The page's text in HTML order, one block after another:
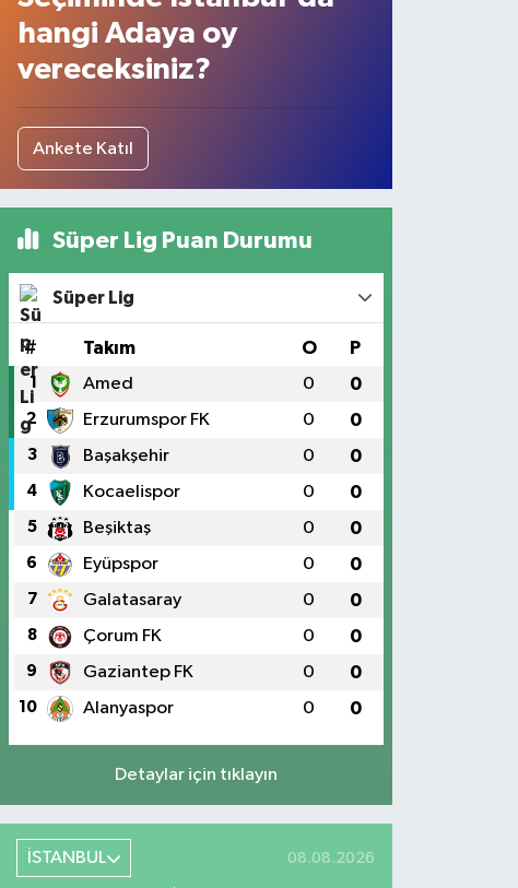
hangi Adaya oy
vereceksiniz?
Ankete Katıl
Süper Lig Puan Durumu
Süper Lig
# Takım O P
1 Amed 0 0
2 Erzurumspor FK 0 0
3 Başakşehir 0 0
4 Kocaelispor 0 0
5 Beşiktaş 0 0
6 Eyüpspor 0 0
7 Galatasaray 0 0
8 Çorum FK 0 0
9 Gaziantep FK 0 0
10 Alanyaspor 0 0
Detaylar için tıklayın
İSTANBUL 08.08.2026